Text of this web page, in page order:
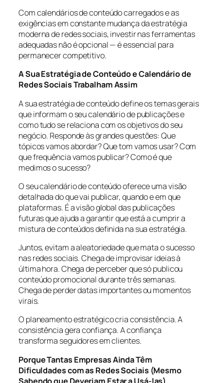
Com calendários de conteúdo carregados e as
exigências em constante mudança da estratégia
moderna de redes sociais, investir nas ferramentas
adequadas não é opcional — é essencial para
permanecer competitivo.
A Sua Estratégia de Conteúdo e Calendário de
Redes Sociais Trabalham Assim
A sua estratégia de conteúdo define os temas gerais
que informam o seu calendário de publicações e
como tudo se relaciona com os objetivos do seu
negócio. Responde às grandes questões: Que
tópicos vamos abordar? Que tom vamos usar? Com
que frequência vamos publicar? Como é que
medimos o sucesso?
O seu calendário de conteúdo oferece uma visão
detalhada do que vai publicar, quando e em que
plataformas. É a visão global das publicações
futuras que ajuda a garantir que está a cumprir a
mistura de conteúdos definida na sua estratégia.
Juntos, evitam a aleatoriedade que mata o sucesso
nas redes sociais. Chega de improvisar ideias à
última hora. Chega de perceber que só publicou
conteúdo promocional durante três semanas.
Chega de perder datas importantes ou momentos
virais.
O planeamento estratégico cria consistência. A
consistência gera confiança. A confiança
transforma seguidores em clientes.
Porque Tantas Empresas Ainda Têm
Dificuldades com as Redes Sociais (Mesmo